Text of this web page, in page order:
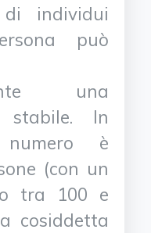
di individui
può
una
stabile. In
è
(con un
tra 100 e
cosiddetta